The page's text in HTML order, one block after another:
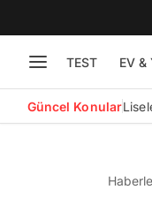
TEST EV &
Güncel Konular